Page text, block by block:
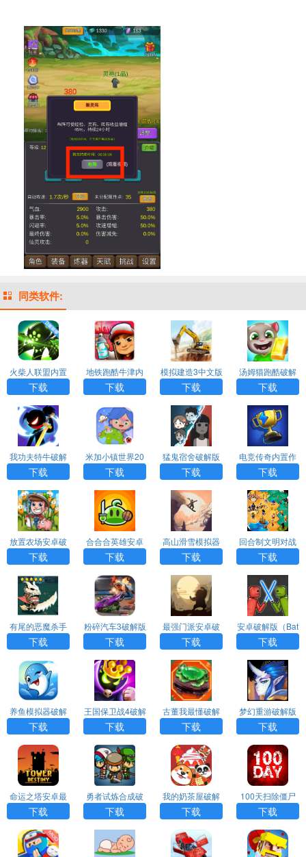
同类软件:
火柴人联盟内置
功能菜单下载
下载
地铁跑酷牛津内
购版内置菜单
下载
模拟建造3中文版
无限金币无限等
级
下载
汤姆猫跑酷破解
版下载免费
下载
我功夫特牛破解
版下载安装
下载
米加小镇世界20
26最新版破解版
无广告
下载
猛鬼宿舍破解版
MOD菜单下载
下载
电竞传奇内置作
弊菜单手机版
下载
放置农场安卓破
解版app下载
下载
合合合英雄安卓
版破解版（Slime
Legion）app
下载
高山滑雪模拟器
完整破解版app
下载
下载
回合制文明对战
破解版（Hexapo
lis）app下载
下载
有尾的恶魔杀手
安卓破解版app
下载
下载
粉碎汽车3破解版
（Demolition De
rby3）app下载
下载
最强门派安卓破
解版最新版app
下载
下载
安卓破解版（Bat
tle Playground）
app
下载
养鱼模拟器破解
版最新版app下
载
下载
王国保卫战4破解
版全英雄无限钻
石下载
下载
古董我最懂破解
版安卓版app下
载
下载
梦幻重游破解版
安卓版本app下
载
下载
命运之塔安卓最
新版破解版 app
下载
下载
勇者试炼合成破
解版最新app下
载
下载
我的奶茶屋破解
版安卓免广告版a
pp下载
下载
100天扫除僵尸
无限金币安卓破
解版（100DAY
S）app
下载